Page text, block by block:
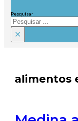
Pesquisar
×
alimentos